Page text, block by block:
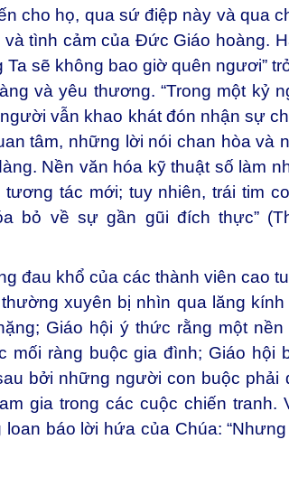
cho họ, qua sứ điệp này và qua
tình cảm của Đức Giáo hoàng.
Ta sẽ không bao giờ quên ngươi”
và yêu thương. “Trong một kỷ
vẫn khao khát đón nhận sự
tâm, những lời nói chan hòa và
Nền văn hóa kỹ thuật số làm
tác mới; tuy nhiên, trái tim
bỏ về sự gần gũi đích thực”
đau khổ của các thành viên cao
xuyên bị nhìn qua lăng
Giáo hội ý thức rằng một
mối ràng buộc gia đình; Giáo hội
bởi những người con buộc phải
gia trong các cuộc chiến tranh.
báo lời hứa của Chúa: